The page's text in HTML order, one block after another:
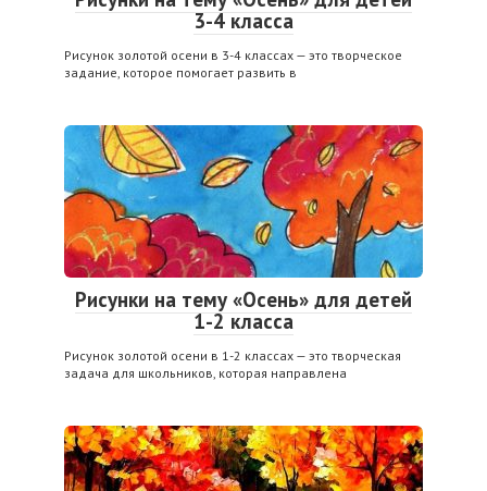
3-4 класса
Рисунок золотой осени в 3-4 классах — это творческое
задание, которое помогает развить в
Рисунки на тему «Осень» для детей
1-2 класса
Рисунок золотой осени в 1-2 классах — это творческая
задача для школьников, которая направлена